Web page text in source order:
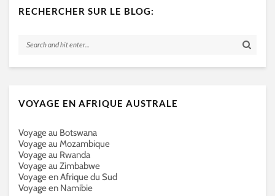
RECHERCHER SUR LE BLOG:
VOYAGE EN AFRIQUE AUSTRALE
Voyage au Botswana
Voyage au Mozambique
Voyage au Rwanda
Voyage au Zimbabwe
Voyage en Afrique du Sud
Voyage en Namibie